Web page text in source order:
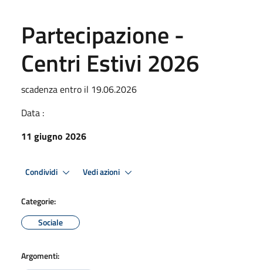
Partecipazione -
Centri Estivi 2026
scadenza entro il 19.06.2026
Data :
11 giugno 2026
Condividi Vedi azioni
Categorie:
Sociale
Argomenti: